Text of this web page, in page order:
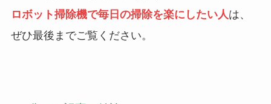
ロボット掃除機で毎日の掃除を楽にしたい人 は、
ぜひ最後までご覧ください。